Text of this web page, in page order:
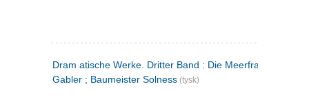
Dram atische Werke. Dritter Band : Die Meerfrau ; Hedda
Gabler ; Baumeister Solness (tysk)